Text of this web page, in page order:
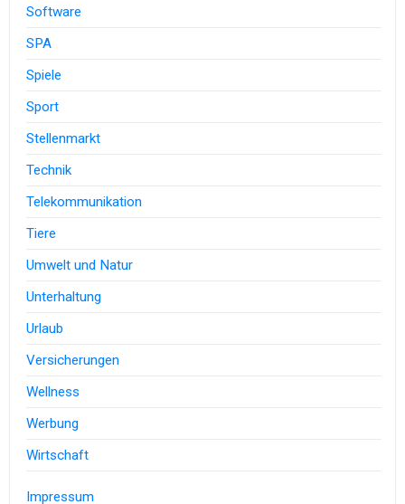
Software
SPA
Spiele
Sport
Stellenmarkt
Technik
Telekommunikation
Tiere
Umwelt und Natur
Unterhaltung
Urlaub
Versicherungen
Wellness
Werbung
Wirtschaft
Impressum